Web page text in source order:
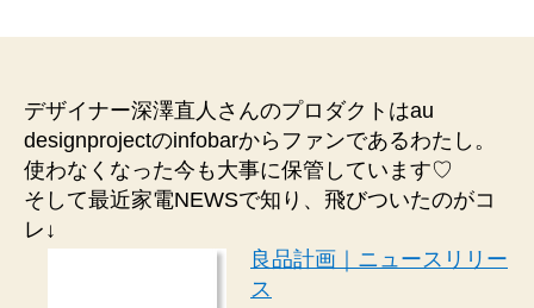
デザイナー深澤直人さんのプロダクトはau
designprojectのinfobarからファンであるわたし。
使わなくなった今も大事に保管しています♡
そして最近家電NEWSで知り、飛びついたのがコ
レ↓
良品計画｜ニュースリリー
ス